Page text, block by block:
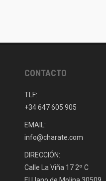
CONTACTO
TLF:
+34 647 605 905
EMAIL:
info@charate.com
DIRECCIÓN:
Calle La Viña 17 2º C